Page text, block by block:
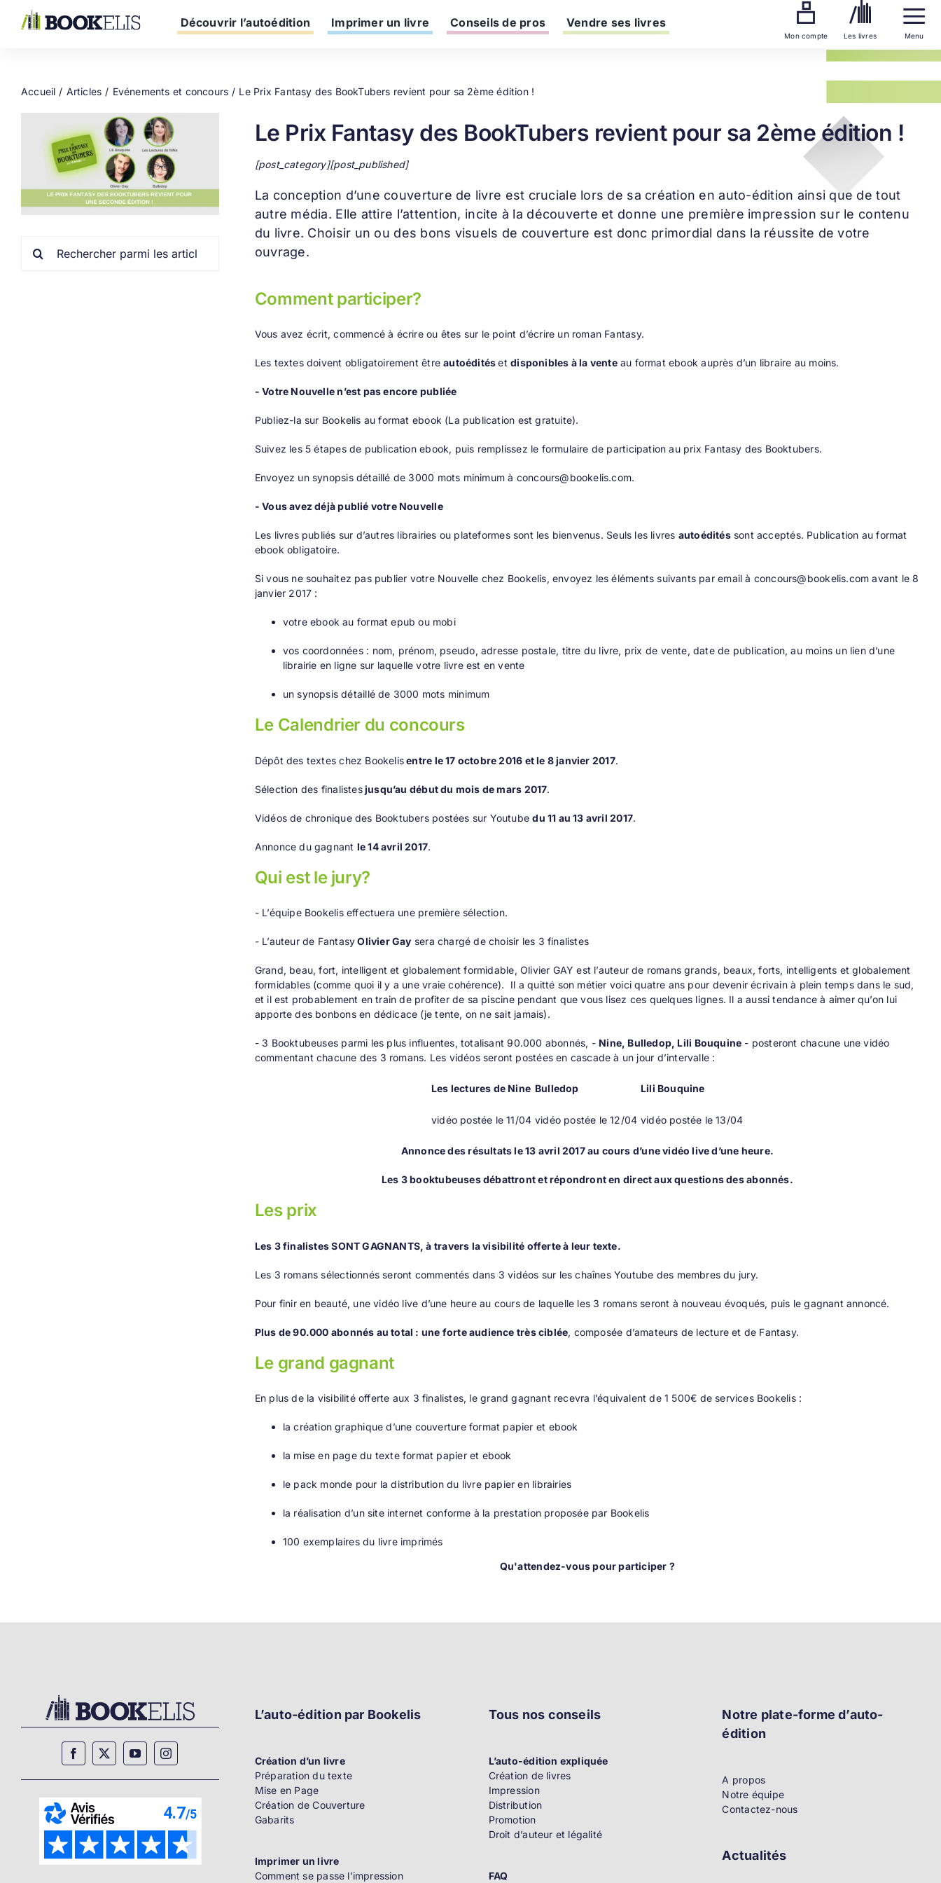
Découvrir l’autoédition Imprimer un livre Conseils de pros Vendre ses livres
Mon compte Les livres Menu
Accueil Articles Evénements et concours Le Prix Fantasy des BookTubers revient pour sa 2ème édition !
Le Prix Fantasy des BookTubers revient pour sa 2ème édition !
[post_category][post_published]
La conception d’une couverture de livre est cruciale lors de sa création en auto-édition ainsi que de tout
autre média. Elle attire l’attention, incite à la découverte et donne une première impression sur le contenu
du livre. Choisir un ou des bons visuels de couverture est donc primordial dans la réussite de votre
ouvrage.
Comment participer?
Vous avez écrit, commencé à écrire ou êtes sur le point d’écrire un roman Fantasy.
Les textes doivent obligatoirement êtreautoéditésetdisponibles à la venteau format ebook auprès d’un libraire au moins.
- Votre Nouvelle n’est pas encore publiée
Publiez-la sur Bookelis au format ebook (La publication est gratuite).
Suivez les 5 étapes de publication ebook, puis remplissez le formulaire de participation au prix Fantasy des Booktubers.
Envoyez un synopsis détaillé de 3000 mots minimum à concours@bookelis.com.
- Vous avez déjà publié votre Nouvelle
Les livres publiés sur d’autres librairies ou plateformes sont les bienvenus. Seuls les livres autoéditéssont acceptés. Publication au format
ebook obligatoire.
Si vous ne souhaitez pas publier votre Nouvelle chez Bookelis, envoyez les éléments suivants par email à concours@bookelis.com avant le 8
janvier 2017 :
votre ebook au format epub ou mobi
vos coordonnées : nom, prénom, pseudo, adresse postale, titre du livre, prix de vente, date de publication, au moins un lien d’une
librairie en ligne sur laquelle votre livre est en vente
un synopsis détaillé de 3000 mots minimum
Le Calendrier du concours
Dépôt des textes chez Bookelisentre le 17 octobre 2016 et le 8 janvier 2017.
Sélection des finalistesjusqu’au début du mois de mars 2017.
Vidéos de chronique des Booktubers postées sur Youtubedu 11 au 13 avril 2017.
Annonce du gagnant le 14 avril 2017.
Qui est le jury?
- L’équipe Bookelis effectuera une première sélection.
- L’auteur de FantasyOlivier Gay sera chargé de choisir les 3 finalistes
Grand, beau, fort, intelligent et globalement formidable, Olivier GAY est l’auteur de romans grands, beaux, forts, intelligents et globalement
formidables (comme quoi il y a une vraie cohérence). Il a quitté son métier voici quatre ans pour devenir écrivain à plein temps dans le sud,
et il est probablement en train de profiter de sa piscine pendant que vous lisez ces quelques lignes. Il a aussi tendance à aimer qu’on lui
apporte des bonbons en dédicace (je tente, on ne sait jamais).
- 3 Booktubeuses parmi les plus influentes, totalisant 90.000 abonnés, - Nine, Bulledop, Lili Bouquine - posteront chacune une vidéo
commentant chacune des 3 romans. Les vidéos seront postées en cascade à un jour d’intervalle :
Les lectures de Nine Bulledop Lili Bouquine
vidéo postée le 11/04 vidéo postée le 12/04 vidéo postée le 13/04
Annonce des résultats le 13 avril 2017 au cours d’une vidéo live d’une heure.
Les 3 booktubeuses débattront et répondront en direct aux questions des abonnés.
Les prix
Les 3 finalistes SONT GAGNANTS, à travers la visibilité offerte à leur texte.
Les 3 romans sélectionnés seront commentés dans 3 vidéos sur les chaînes Youtube des membres du jury.
Pour finir en beauté, une vidéo live d’une heure au cours de laquelle les 3 romans seront à nouveau évoqués, puis le gagnant annoncé.
Plus de 90.000 abonnés au total : une forte audience très ciblée, composée d’amateurs de lecture et de Fantasy.
Le grand gagnant
En plus de la visibilité offerte aux 3 finalistes, le grand gagnant recevra l’équivalent de 1 500€ de services Bookelis :
la création graphique d’une couverture format papier et ebook
la mise en page du texte format papier et ebook
le pack monde pour la distribution du livre papier en librairies
la réalisation d’un site internet conforme à la prestation proposée par Bookelis
100 exemplaires du livre imprimés
Qu'attendez-vous pour participer ?
L’auto-édition par Bookelis
Création d’un livre
Préparation du texte
Mise en Page
Création de Couverture
Gabarits
Imprimer un livre
Comment se passe l’impression
Tous nos conseils
L’auto-édition expliquée
Création de livres
Impression
Distribution
Promotion
Droit d’auteur et légalité
FAQ
Notre plate-forme d’auto-
édition
A propos
Notre équipe
Contactez-nous
Actualités